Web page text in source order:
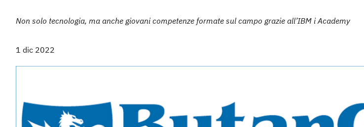
Non solo tecnologia, ma anche giovani competenze formate sul campo grazie all’IBM i Academy
1 dic 2022